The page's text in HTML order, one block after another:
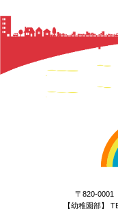
〒820-0001
【幼稚園部】